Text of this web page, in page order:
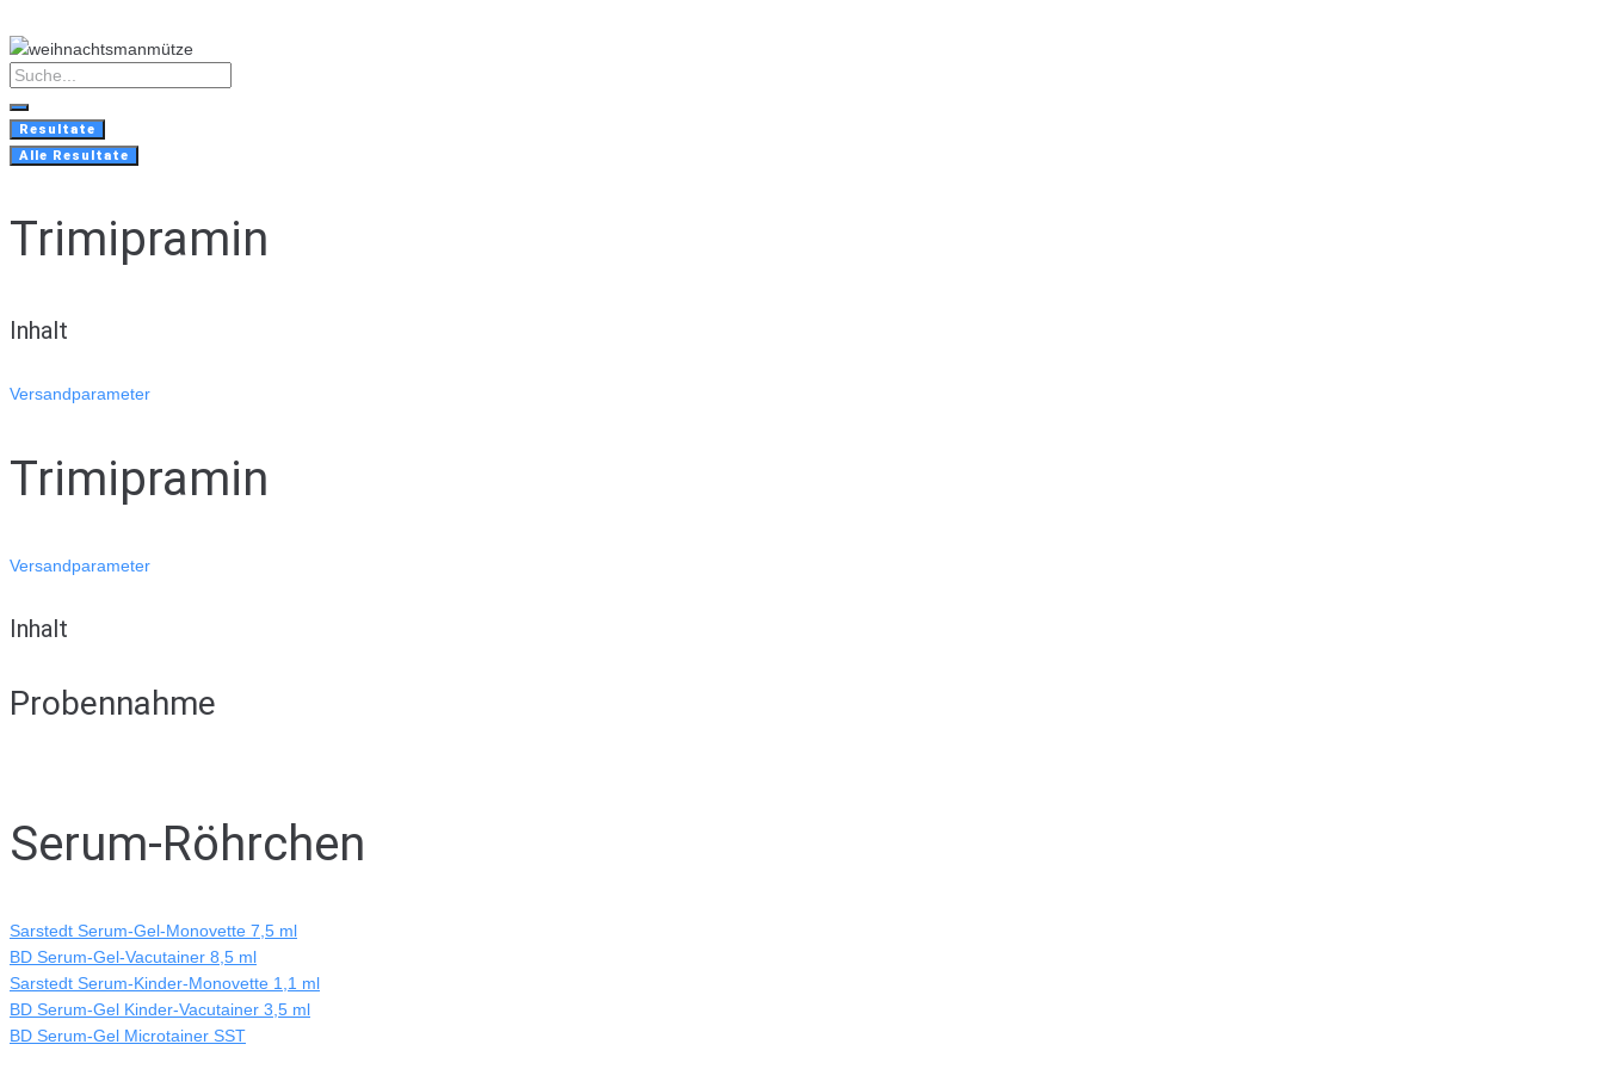
to
content
Search
...
Resultate
Alle Resultate
Trimipramin
Inhalt
Versandparameter
Trimipramin
Versandparameter
Inhalt
Probennahme
Serum-Röhrchen
Sarstedt Serum-Gel-Monovette 7,5 ml
BD Serum-Gel-Vacutainer 8,5 ml
Sarstedt Serum-Kinder-Monovette 1,1 ml
BD Serum-Gel Kinder-Vacutainer 3,5 ml
BD Serum-Gel Microtainer SST